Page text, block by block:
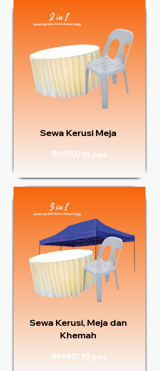
Sewa Kerusi Meja
RM50/10 pax
Sewa Kerusi, Meja dan
Khemah
RM90/10 pax